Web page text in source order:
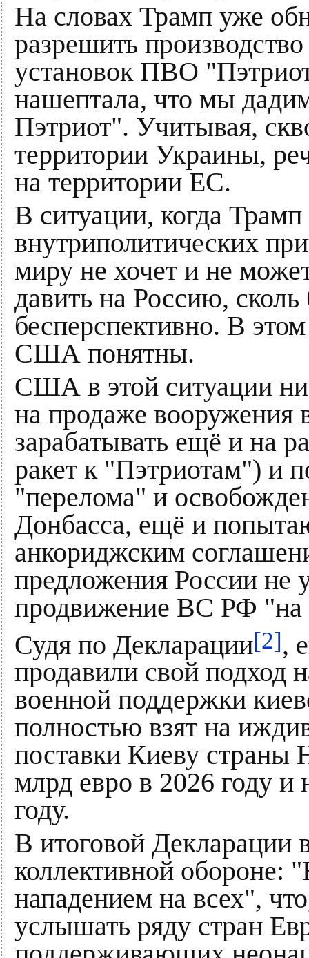
На словах Трамп уже
разрешить
установок ПВО
нашептала, что мы
Пэтриот". Учитывая,
территории Украины,
на территории ЕС.
В ситуации, когда
внутриполитических
миру не хочет и не
давить на Россию,
бесперспективно. В
США понятны.
США в этой ситуации
на продаже вооружения
зарабатывать ещё и на
ракет к "Пэтриотам") и
"перелома" и
Донбасса, ещё и
анкориджским
предложения России не
продвижение ВС РФ "на
Судя по Декларации[2],
продавили свой подход
военной поддержки
полностью взят на
поставки Киеву страны
млрд евро в 2026 году
году.
В итоговой Декларации
коллективной обороне:
нападением на всех",
услышать ряду стран